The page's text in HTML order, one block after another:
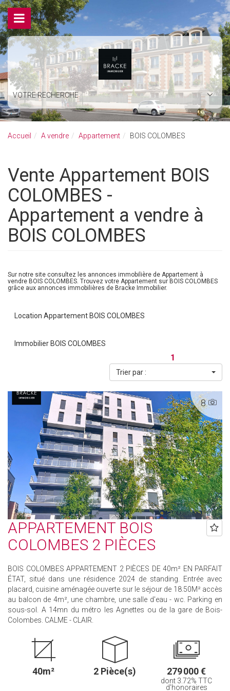
VOTRE RECHERCHE
Accueil A vendre Appartement BOIS COLOMBES
Vente Appartement BOIS
COLOMBES -
Appartement a vendre à
BOIS COLOMBES
Sur notre site consultez les annonces immobilière de Appartement à
vendre BOIS COLOMBES. Trouvez votre Appartement sur BOIS COLOMBES
grâce aux annonces immobilières de Bracke Immobilier.
Location Appartement BOIS COLOMBES
Immobilier BOIS COLOMBES
1
Trier par :
8
APPARTEMENT BOIS
COLOMBES 2 PIÈCES
BOIS COLOMBES APPARTEMENT 2 PIÈCES DE 40m² EN PARFAIT
ÉTAT, situé dans une résidence 2024 de standing. Entrée avec
placard, cuisine aménagée ouverte sur le séjour de 18.50M² accès
au balcon de 4m², une chambre, une salle d'eau - wc. Parking en
sous-sol. A 14mn du métro les Agnettes ou de la gare de Bois-
Colombes. CALME - CLAIR.
40m² 2 Pièce(s) 279 000 €
dont 3.72% TTC
d'honoraires